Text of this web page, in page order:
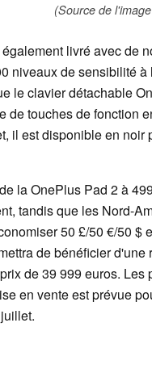
(Source de
livré avec de
niveaux de sensibilité
le clavier détachable
de touches de fonction
il est disponible en
la OnePlus Pad 2 à
tandis que les Nord-
50 £/50 €/50 $
de bénéficier
de 39 999 euros.
en vente est prévue